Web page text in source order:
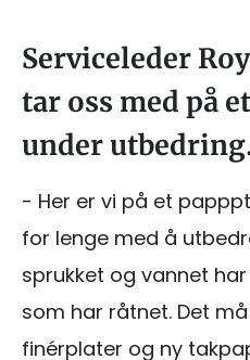
Serviceleder
tar oss med på
under
- Her er vi på et
for lenge med å
sprukket og vannet
som har råtnet. Det
finérplater og ny